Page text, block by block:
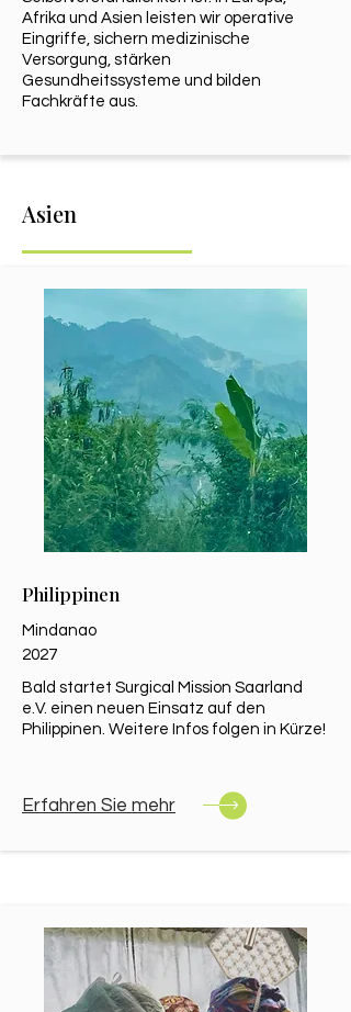
Afrika und Asien leisten wir operative
Eingriffe, sichern medizinische
Versorgung, stärken
Gesundheitssysteme und bilden
Fachkräfte aus.
Asien
Philippinen
Mindanao
2027
Bald startet Surgical Mission Saarland
e.V. einen neuen Einsatz auf den
Philippinen. Weitere Infos folgen in Kürze!
Erfahren Sie mehr​